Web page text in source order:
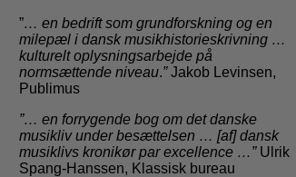
”… en bedrift som grundforskning og en
milepæl i dansk musikhistorieskrivning …
kulturelt oplysningsarbejde på
normsættende niveau.”Jakob Levinsen,
Publimus
”… en forrygende bog om det danske
musikliv under besættelsen … [af] dansk
musiklivs kronikør par excellence …”Ulrik
Spang-Hanssen, Klassisk bureau